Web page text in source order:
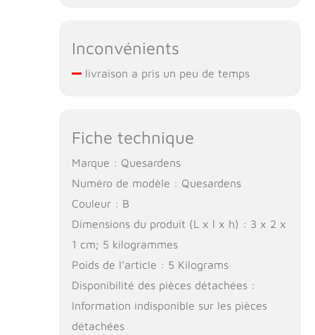
Inconvénients
livraison a pris un peu de temps
Fiche technique
Marque : Quesardens
Numéro de modèle : Quesardens
Couleur : B
Dimensions du produit (L x l x h) : 3 x 2 x
1 cm; 5 kilogrammes
Poids de l’article : 5 Kilograms
Disponibilité des pièces détachées :
Information indisponible sur les pièces
détachées